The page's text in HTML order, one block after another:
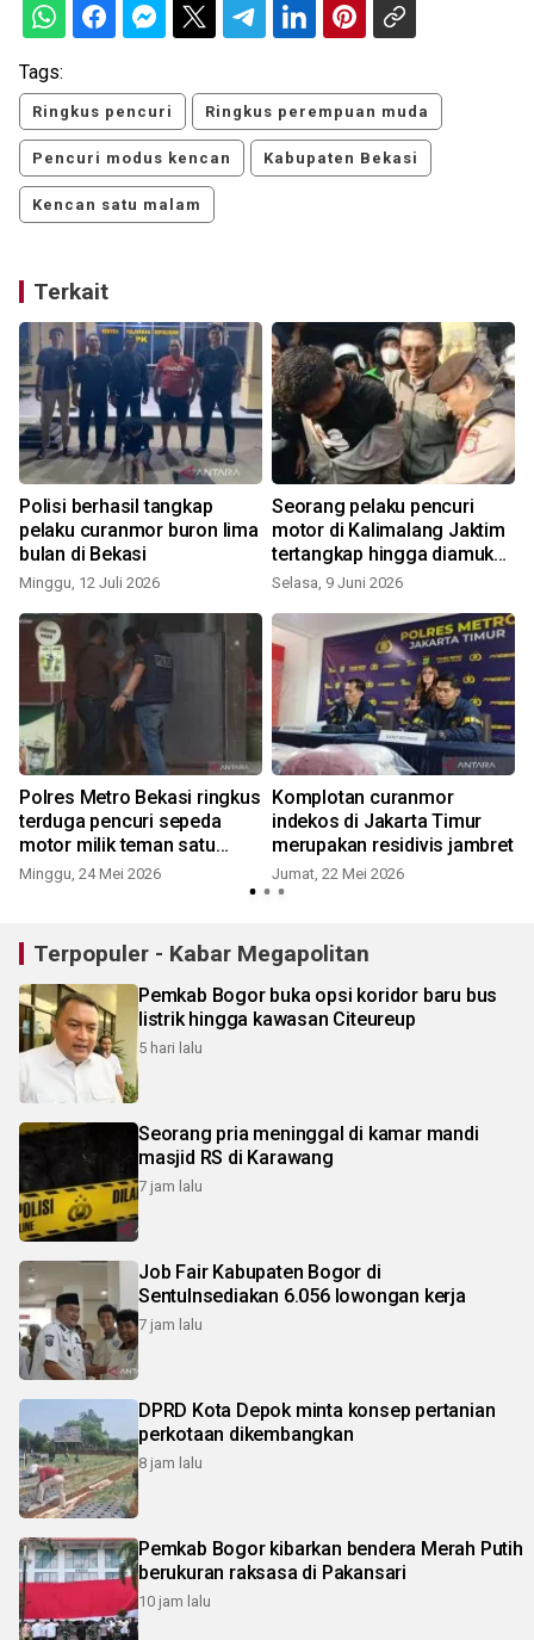
Tags:
Ringkus pencuri Ringkus perempuan muda
Pencuri modus kencan Kabupaten Bekasi
Kencan satu malam
Terkait
Polisi berhasil tangkap
pelaku curanmor buron lima
bulan di Bekasi
Minggu, 12 Juli 2026
Seorang pelaku pencuri
motor di Kalimalang Jaktim
tertangkap hingga diamuk
massa
Selasa, 9 Juni 2026
Polres Metro Bekasi ringkus
terduga pencuri sepeda
motor milik teman satu
indekos
Minggu, 24 Mei 2026
Komplotan curanmor
indekos di Jakarta Timur
merupakan residivis jambret
Jumat, 22 Mei 2026
Terpopuler - Kabar Megapolitan
Pemkab Bogor buka opsi koridor baru bus
listrik hingga kawasan Citeureup
5 hari lalu
Seorang pria meninggal di kamar mandi
masjid RS di Karawang
7 jam lalu
Job Fair Kabupaten Bogor di
Sentulnsediakan 6.056 lowongan kerja
7 jam lalu
DPRD Kota Depok minta konsep pertanian
perkotaan dikembangkan
8 jam lalu
Pemkab Bogor kibarkan bendera Merah Putih
berukuran raksasa di Pakansari
10 jam lalu